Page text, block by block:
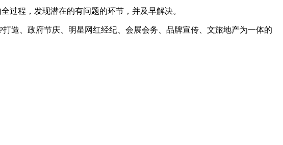
程，发现潜在的有问题的环节，并及早解决。
、政府节庆、明星网红经纪、会展会务、品牌宣传、文旅地产为一体的